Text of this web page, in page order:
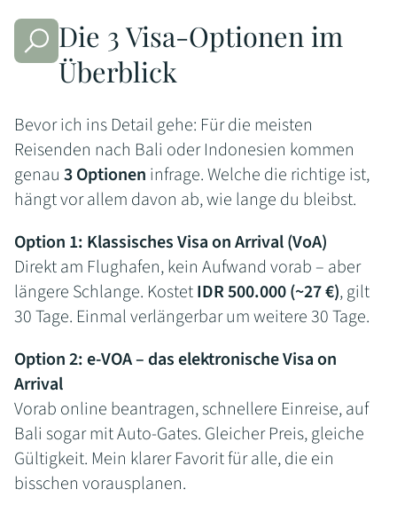
Die 3 Visa-Optionen im
Überblick
Bevor ich ins Detail gehe: Für die meisten
Reisenden nach Bali oder Indonesien kommen
genau 3 Optionen infrage. Welche die richtige ist,
hängt vor allem davon ab, wie lange du bleibst.
Option 1: Klassisches Visa on Arrival (VoA)
Direkt am Flughafen, kein Aufwand vorab – aber
längere Schlange. KostetIDR 500.000 (~27 €), gilt
30 Tage. Einmal verlängerbar um weitere 30 Tage.
Option 2: e-VOA – das elektronische Visa on
Arrival
Vorab online beantragen, schnellere Einreise, auf
Bali sogar mit Auto-Gates. Gleicher Preis, gleiche
Gültigkeit. Mein klarer Favorit für alle, die ein
bisschen vorausplanen.